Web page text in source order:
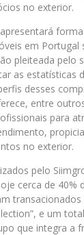
no exterior.
em
pleiteada pelo
as estatísticas
desses
entre
para
no exterior.
pelo
cerca de 40%
e um
que integra a